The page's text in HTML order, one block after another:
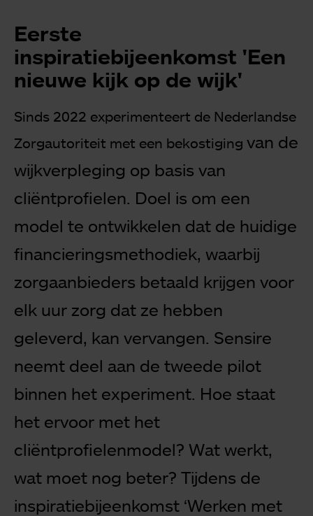
Eerste
inspiratiebijeenkomst 'Een
nieuwe kijk op de wijk'
Sinds 2022 experimenteert de Nederlandse
Zorgautoriteit met een bekostiging van de
wijkverpleging op basis van
cliëntprofielen. Doel is om een
model te ontwikkelen dat de huidige
financieringsmethodiek, waarbij
zorgaanbieders betaald krijgen voor
elk uur zorg dat ze hebben
geleverd, kan vervangen. Sensire
neemt deel aan de tweede pilot
binnen het experiment. Hoe staat
het ervoor met het
cliëntprofielenmodel? Wat werkt,
wat moet nog beter? Tijdens de
inspiratiebijeenkomst ‘Werken met